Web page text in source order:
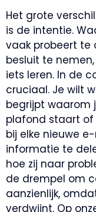
Het grote
is de intentie.
vaak probeert te
besluit te
iets leren. In de
cruciaal. Je wilt
begrijpt waarom
plafond staart
bij elke nieuwe
informatie te
hoe zij naar
de drempel om
aanzienlijk,
verdwijnt. Op